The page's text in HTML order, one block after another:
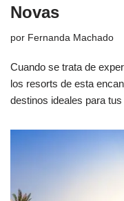
Novas
por Fernanda Machado
Cuando se trata de
los resorts de esta
destinos ideales para